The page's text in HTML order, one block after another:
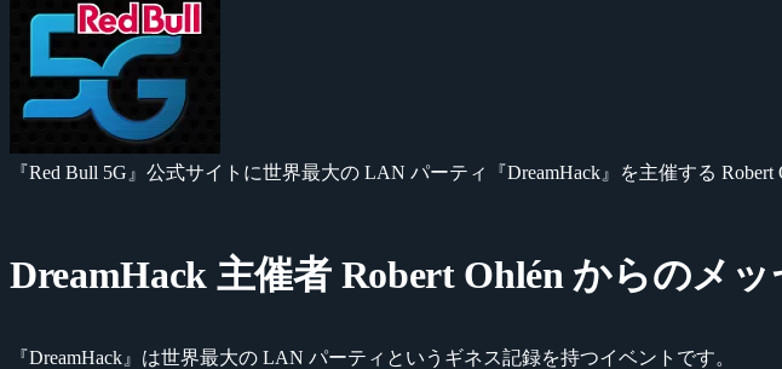
『Red Bull 5G』公式サイトに世界最大の LAN パーティ『DreamHack』を主催する
DreamHack 主催者 Robert Ohlén からのメ
『DreamHack』は世界最大の LAN パーティというギネス記録を持つイベントです。